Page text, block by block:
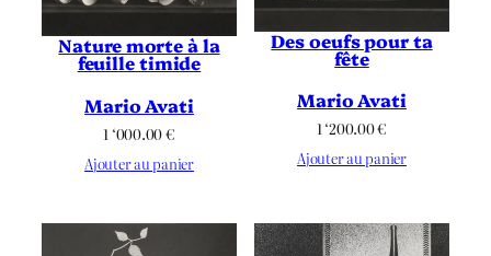
Nature morte à la
feuille timide
Mario Avati
1 ‘000.00€
Ajouter au panier
Des oeufs pour ta
fête
Mario Avati
1 ‘200.00€
Ajouter au panier